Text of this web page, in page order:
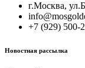
г.Москва,
+7 (929) 500-
Новостная рассылка